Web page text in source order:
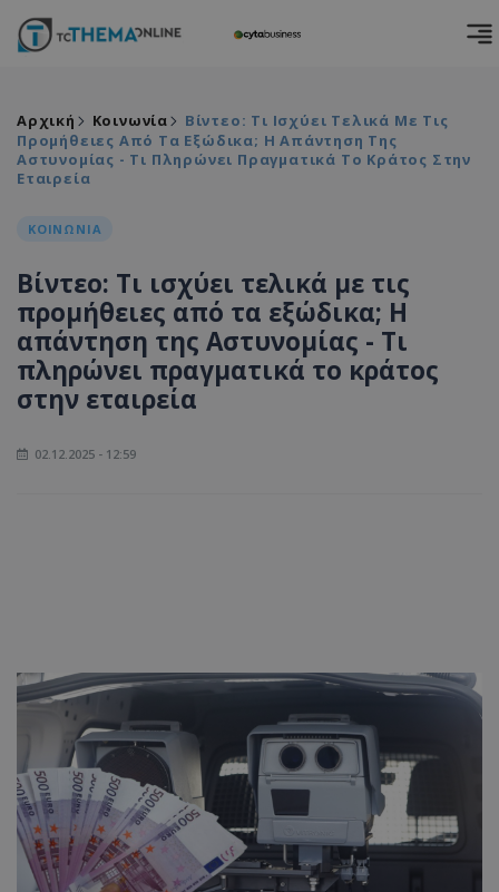
Αρχική Κοινωνία
Βίντεο: Τι Ισχύει Τελικά Με Τις
Προμήθειες Από Τα Εξώδικα; Η Απάντηση Της
Αστυνομίας - Τι Πληρώνει Πραγματικά Το Κράτος Στην
Εταιρεία
ΚΟΙΝΩΝΙΑ
Βίντεο: Τι ισχύει τελικά με τις
προμήθειες από τα εξώδικα; Η
απάντηση της Αστυνομίας - Τι
πληρώνει πραγματικά το κράτος
στην εταιρεία
02.12.2025 - 12:59